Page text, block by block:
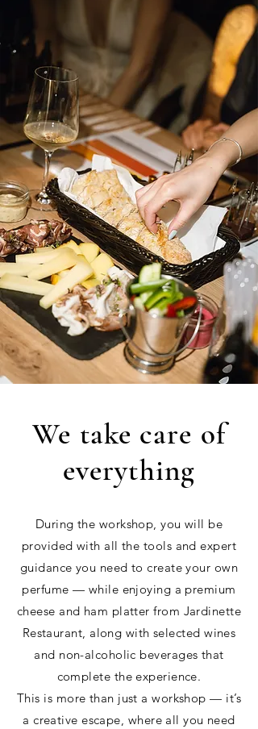
We take care of
everything
During the workshop, you will be
provided with all the tools and expert
guidance you need to create your own
perfume — while enjoying a premium
cheese and ham platter from Jardinette
Restaurant, along with selected wines
and non-alcoholic beverages that
complete the experience.
This is more than just a workshop — it’s
a creative escape, where all you need